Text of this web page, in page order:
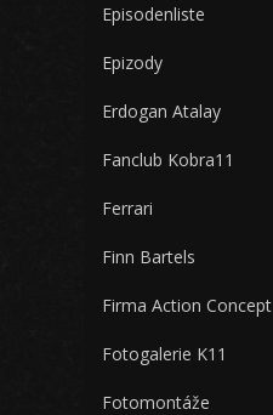
Episodenliste
Epizody
Erdogan Atalay
Fanclub Kobra11
Ferrari
Finn Bartels
Firma Action Concept
Fotogalerie K11
Fotomontáže